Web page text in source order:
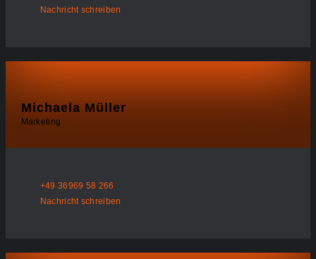
Nachricht schreiben
Michaela Müller
Marketing
+49 36969 58 266
Nachricht schreiben